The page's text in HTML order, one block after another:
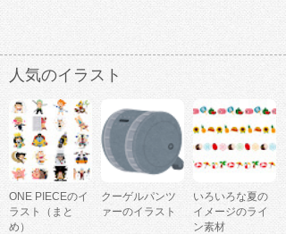
人気のイラスト
ONE PIECEのイ
ラスト（まと
め）
クーゲルパンツ
ァーのイラスト
いろいろな夏の
イメージのライ
ン素材